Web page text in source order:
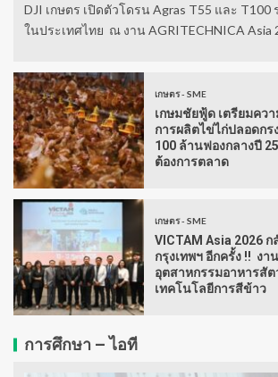
DJI เกษตร เปิดตัวโดรน Agras T55 และ T100
ในประเทศไทย ณ งาน AGRITECHNICA Asia
เกษตร - SME
เกษมชัยฟู้ด เตรียมคว
การผลิตไข่ไก่ปลอดกร
100 ล้านฟองกลางปี
ต้องการตลาด
เกษตร - SME
VICTAM Asia 2026 ก
กรุงเทพฯ อีกครั้ง !! งา
อุตสาหกรรมอาหารสั
เทคโนโลยีการสีข้าว
การศึกษา – ไอที